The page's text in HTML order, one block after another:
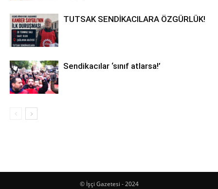
TUTSAK SENDİKACILARA ÖZGÜRLÜK!
Sendikacılar ‘sınıf atlarsa!’
© İşçi Gazetesi - 2024